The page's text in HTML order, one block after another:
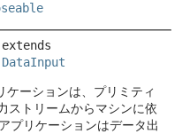
DataInput
ーションは、プリミティ
ストリームからマシンに依
アプリケーションはデータ出